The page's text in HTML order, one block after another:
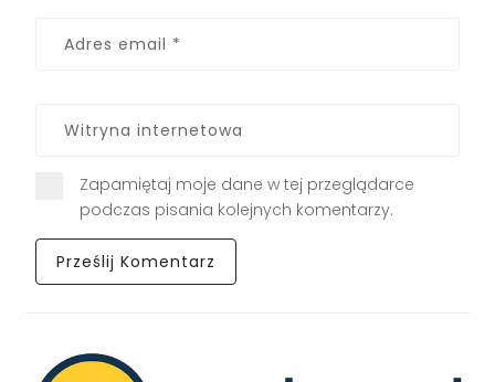
Zapamiętaj moje dane w tej przeglądarce
podczas pisania kolejnych komentarzy.